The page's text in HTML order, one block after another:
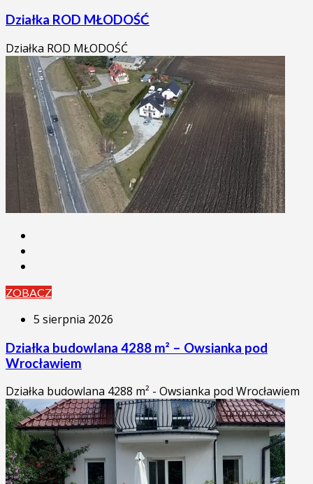
Działka ROD MŁODOŚĆ
Działka ROD MŁODOŚĆ
ZOBACZ
5 sierpnia 2026
Działka budowlana 4288 m² – Owsianka pod
Wrocławiem
Działka budowlana 4288 m² - Owsianka pod Wrocławiem